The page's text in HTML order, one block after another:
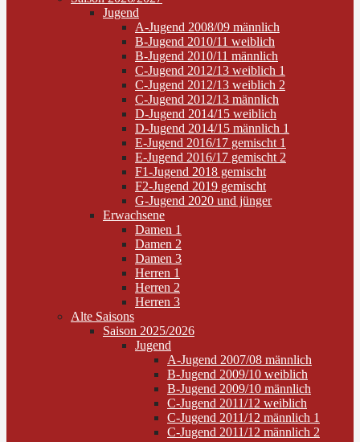
Jugend
A-Jugend 2008/09 männlich
B-Jugend 2010/11 weiblich
B-Jugend 2010/11 männlich
C-Jugend 2012/13 weiblich 1
C-Jugend 2012/13 weiblich 2
C-Jugend 2012/13 männlich
D-Jugend 2014/15 weiblich
D-Jugend 2014/15 männlich 1
E-Jugend 2016/17 gemischt 1
E-Jugend 2016/17 gemischt 2
F1-Jugend 2018 gemischt
F2-Jugend 2019 gemischt
G-Jugend 2020 und jünger
Erwachsene
Damen 1
Damen 2
Damen 3
Herren 1
Herren 2
Herren 3
Alte Saisons
Saison 2025/2026
Jugend
A-Jugend 2007/08 männlich
B-Jugend 2009/10 weiblich
B-Jugend 2009/10 männlich
C-Jugend 2011/12 weiblich
C-Jugend 2011/12 männlich 1
C-Jugend 2011/12 männlich 2